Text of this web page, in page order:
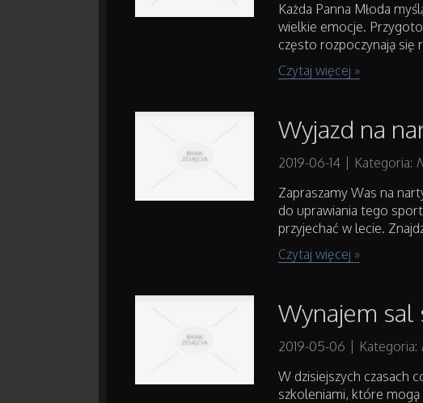
Każda Panna Młoda
wielkie emocje.
często rozpoczynają się
Czytaj więcej »
Wyjazd na
2019-06-14 Kategoria:
Zapraszamy Was na
do uprawiania tego
przyjechać w lecie.
Czytaj więcej »
Wynajem sal
2019-05-06 Kategoria:
W dzisiejszych czasach
szkoleniami, które